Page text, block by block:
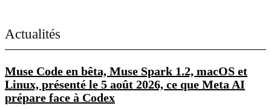
Actualités
Muse Code en bêta, Muse Spark 1.2, macOS et
Linux, présenté le 5 août 2026, ce que Meta AI
prépare face à Codex